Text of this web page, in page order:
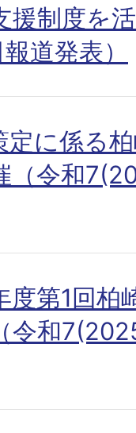
制度を
道発表）
に係る
（令和
第1回柏
令和